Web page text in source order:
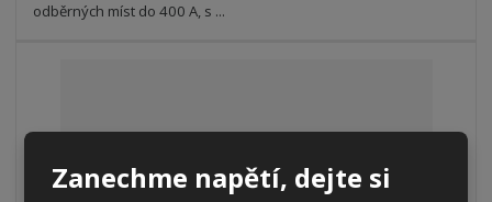
Zanechme napětí, dejte si
odběrných míst do 400 A, s ...